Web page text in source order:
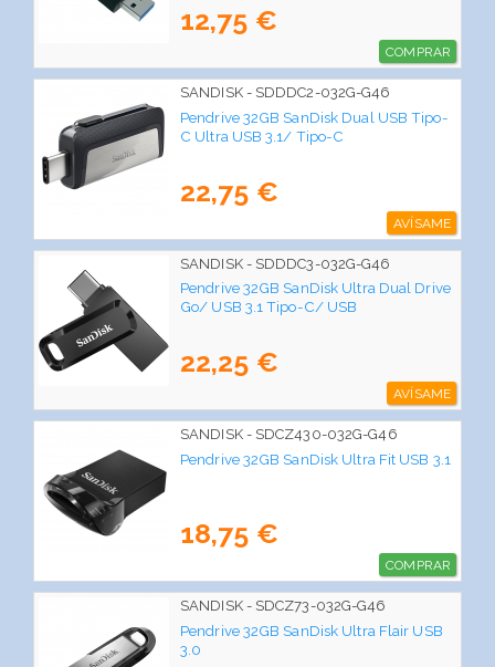
12,75 €
COMPRAR
SANDISK - SDDDC2-032G-G46
Pendrive 32GB SanDisk Dual USB Tipo-
C Ultra USB 3.1/ Tipo-C
22,75 €
AVÍSAME
SANDISK - SDDDC3-032G-G46
Pendrive 32GB SanDisk Ultra Dual Drive
Go/ USB 3.1 Tipo-C/ USB
22,25 €
AVÍSAME
SANDISK - SDCZ430-032G-G46
Pendrive 32GB SanDisk Ultra Fit USB 3.1
18,75 €
COMPRAR
SANDISK - SDCZ73-032G-G46
Pendrive 32GB SanDisk Ultra Flair USB
3.0